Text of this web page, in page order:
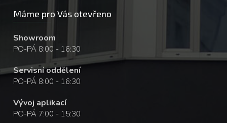
Máme pro Vás otevřeno
Showroom
PO-PÁ 8:00 - 16:30
Servisní oddělení
PO-PÁ 8:00 - 16:30
Vývoj aplikací
PO-PÁ 7:00 - 15:30